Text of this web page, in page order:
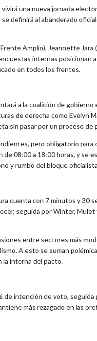
una nueva jornada
definirá al abanderado
Amplio), Jeannette Jara
internas posicionan
en todos los frentes.
a la coalición de gobierno
de derecha como Evelyn
sin pasar por un proceso de
pero obligatorio para
08:00 a 18:00 horas, y se
y rumbo del bloque
cuenta con 7 minutos y 30
seguida por Winter, Mulet
entre sectores más
A esto se suman
la interna del pacto.
de intención de voto, seguida
más rezagado en las